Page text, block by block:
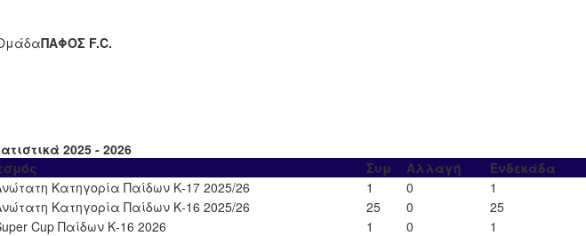
ΠΑΦΟΣ F.C.
2025 - 2026
Συμ Αλλαγή Ενδεκάδα
Κατηγορία Παίδων Κ-17 2025/26
1 0 1
Κατηγορία Παίδων Κ-16 2025/26
25 0 25
Cup Παίδων Κ-16 2026
1 0 1